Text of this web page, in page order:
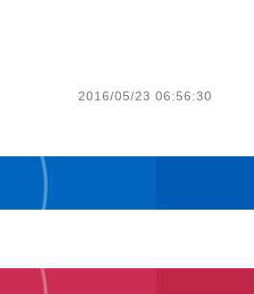
2016/05/23 06:56:30